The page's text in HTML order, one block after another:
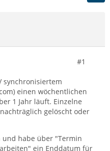
#1
synchronisiertem
einen wöchentlichen
1 Jahr läuft. Einzelne
gelöscht oder
habe über "Termin
ein Enddatum für